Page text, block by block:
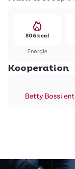
Energie
806 kcal
Kooperation
Betty Bossi